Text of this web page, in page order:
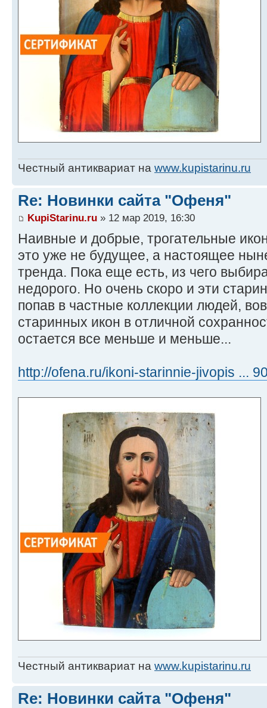
Честный антиквариат на www.kupistarinu.ru
Re: Новинки сайта "Офеня"
KupiStarinu.ru » 12 мар 2019, 16:30
Наивные и добрые, трогательные
это уже не будущее, а настоящее
тренда. Пока еще есть, из чего
недорого. Но очень скоро и эти
попав в частные коллекции людей,
старинных икон в отличной
остается все меньше и меньше...
http://ofena.ru/ikoni-starinnie-jivopis ...
Честный антиквариат на www.kupistarinu.ru
Re: Новинки сайта "Офеня"